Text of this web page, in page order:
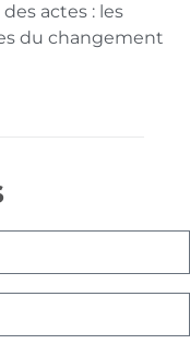
actes : les
du changement